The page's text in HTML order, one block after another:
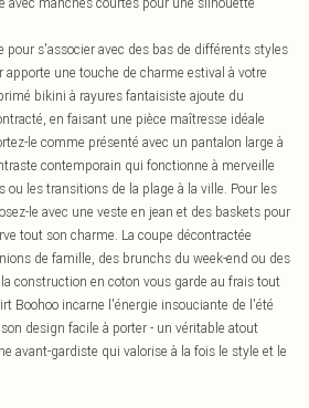
pour s'associer avec des bas de différents styles
apporte une touche de charme estival à votre
bikini à rayures fantaisiste ajoute du
en faisant une pièce maîtresse idéale
le comme présenté avec un pantalon large à
contemporain qui fonctionne à merveille
ou les transitions de la plage à la ville. Pour les
le avec une veste en jean et des baskets pour
tout son charme. La coupe décontractée
de famille, des brunchs du week-end ou des
construction en coton vous garde au frais tout
Boohoo incarne l'énergie insouciante de l'été
design facile à porter - un véritable atout
avant-gardiste qui valorise à la fois le style et le